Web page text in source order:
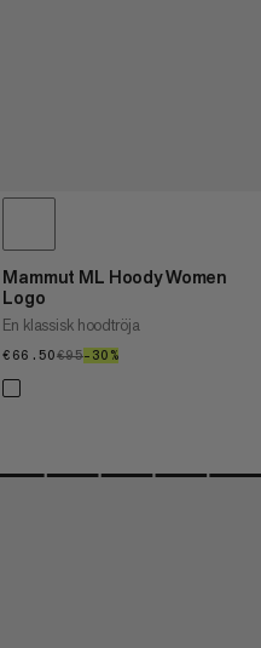
Mammut ML Hoody Women
Logo
En klassisk hoodtröja
€66.50€66.50
€95€95
–30%30%